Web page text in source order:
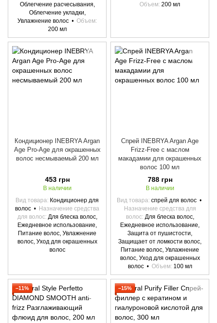
Облегчение расчесывания,
Облегчение укладки,
Увлажнение волос
Объем
200 мл
Объем 200 мл
Кондиционер INEBRYA Argan
Age Pro-Age для окрашенных
волос несмываемый 200 мл
453 грн
В наличии
Вид товара Кондиционер для
волос
Назначение средства
для волос Для блеска волос,
Ежедневное использование,
Питание волос, Увлажнение
волос, Уход для окрашенных
волос
Спрей INEBRYA Argan Age
Frizz-Free с маслом
макадамии для окрашенных
волос 100 мл
788 грн
В наличии
Вид товара спрей для волос
Назначение средства для
волос Для блеска волос,
Ежедневное использование,
Защита от пушистости,
Защищает от ломкости волос,
Питание волос, Увлажнение
волос, Уход для окрашенных
волос
Объем 100 мл
−11% −15%